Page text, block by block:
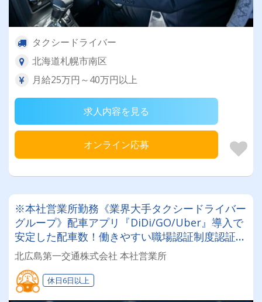
タクシードライバー
北海道札幌市南区
月給25万円～40万円以上
求人内容を見る
オンライン応募
※本社営業所勤務《業界大手タクシードライバー
グループ》配車アプリ『DiDi/GO/Uber』導入で
安定した配車数！働きやすい職場認証制度認証事
業所に認定◎未経験者でも安心してお仕事スター
ト♪
北広島第一交通株式会社 本社営業所
休日6日以上